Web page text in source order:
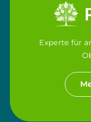
Experte für